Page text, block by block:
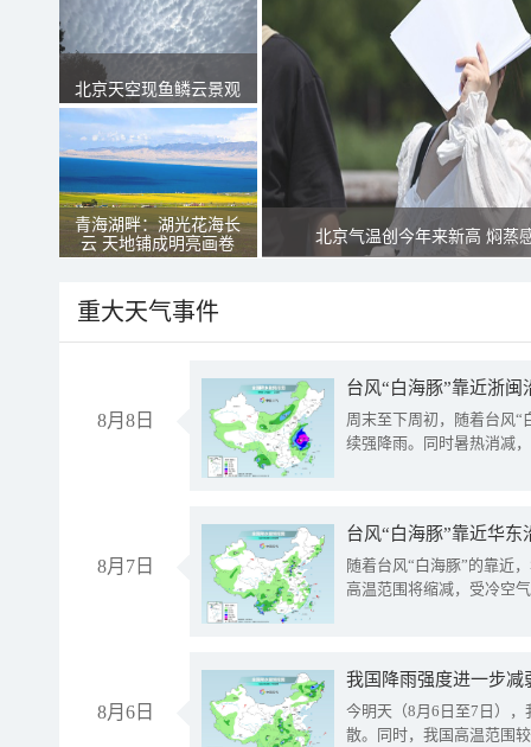
北京天空现鱼鳞云景观
青海湖畔：湖光花海长
云 天地铺成明亮画卷
北京气温创今年来新高 焖蒸
重大天气事件
8月8日
台风“白海豚”靠近浙
周末至下周初，随着台风“
续强降雨。同时暑热消减
8月7日
台风“白海豚”靠近华
随着台风“白海豚”的靠近
高温范围将缩减，受冷空
8月6日
今明天（8月6日至7日）
散。同时，我国高温范围